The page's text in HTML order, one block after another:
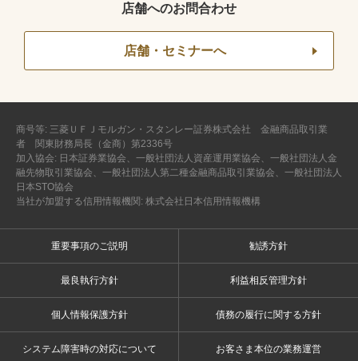
店舗へのお問合わせ
店舗・セミナーへ
商号等: 三菱ＵＦＪモルガン・スタンレー証券株式会社 金融商品取引業
者 関東財務局長（金商）第2336号
加入協会: 日本証券業協会、一般社団法人資産運用業協会、一般社団法人金
融先物取引業協会、一般社団法人第二種金融商品取引業協会、一般社団法人
日本STO協会
当社が加盟する信用情報機関: 株式会社日本信用情報機構
重要事項のご説明 勧誘方針
最良執行方針 利益相反管理方針
個人情報保護方針 債務の履行に関する方針
システム障害時の対応について お客さま本位の業務運営